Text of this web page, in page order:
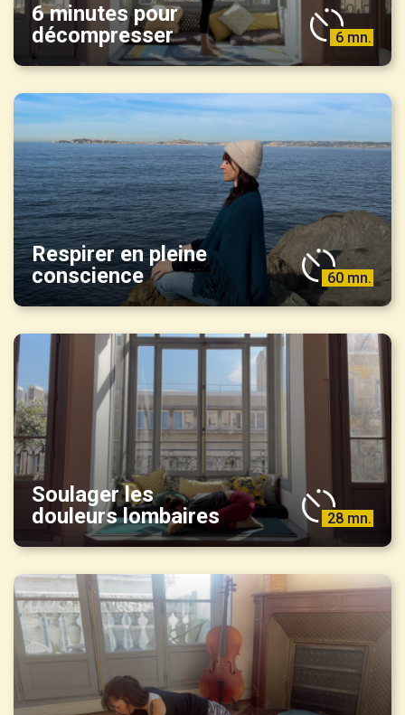
6 minutes pour
décompresser
6 mn.
Respirer en pleine
conscience
60 mn.
Soulager les
douleurs lombaires
28 mn.